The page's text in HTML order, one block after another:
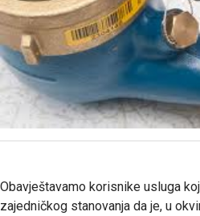
Obavještavamo korisnike usluga
zajedničkog stanovanja da je, u